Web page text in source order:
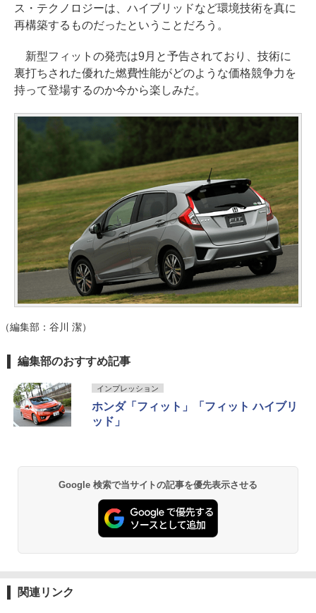
ス・テクノロジーは、ハイブリッドなど環境技術を真に
再構築するものだったということだろう。
新型フィットの発売は9月と予告されており、技術に
裏打ちされた優れた燃費性能がどのような価格競争力を
持って登場するのか今から楽しみだ。
（編集部：谷川 潔）
編集部のおすすめ記事
インプレッション
ホンダ「フィット」「フィット ハイブリ
ッド」
Google 検索で当サイトの記事を優先表示させる
関連リンク